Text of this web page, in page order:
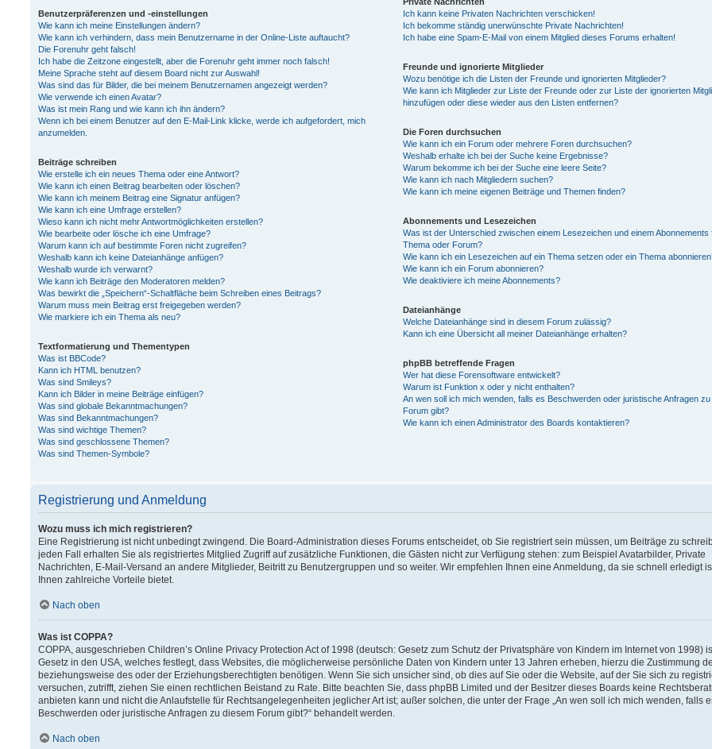
Benutzerpräferenzen und -einstellungen
Wie kann ich meine Einstellungen ändern?
Wie kann ich verhindern, dass mein Benutzername in der Online-Liste auftaucht?
Die Forenuhr geht falsch!
Ich habe die Zeitzone eingestellt, aber die Forenuhr geht immer noch falsch!
Meine Sprache steht auf diesem Board nicht zur Auswahl!
Was sind das für Bilder, die bei meinem Benutzernamen angezeigt werden?
Wie verwende ich einen Avatar?
Was ist mein Rang und wie kann ich ihn ändern?
Wenn ich bei einem Benutzer auf den E-Mail-Link klicke, werde ich aufgefordert, mich
anzumelden.
Beiträge schreiben
Wie erstelle ich ein neues Thema oder eine Antwort?
Wie kann ich einen Beitrag bearbeiten oder löschen?
Wie kann ich meinem Beitrag eine Signatur anfügen?
Wie kann ich eine Umfrage erstellen?
Wieso kann ich nicht mehr Antwortmöglichkeiten erstellen?
Wie bearbeite oder lösche ich eine Umfrage?
Warum kann ich auf bestimmte Foren nicht zugreifen?
Weshalb kann ich keine Dateianhänge anfügen?
Weshalb wurde ich verwarnt?
Wie kann ich Beiträge den Moderatoren melden?
Was bewirkt die „Speichern“-Schaltfläche beim Schreiben eines Beitrags?
Warum muss mein Beitrag erst freigegeben werden?
Wie markiere ich ein Thema als neu?
Textformatierung und Thementypen
Was ist BBCode?
Kann ich HTML benutzen?
Was sind Smileys?
Kann ich Bilder in meine Beiträge einfügen?
Was sind globale Bekanntmachungen?
Was sind Bekanntmachungen?
Was sind wichtige Themen?
Was sind geschlossene Themen?
Was sind Themen-Symbole?
Ich kann keine Privaten Nachrichten verschicken!
Ich bekomme ständig unerwünschte Private Nachrichten!
Ich habe eine Spam-E-Mail von einem Mitglied dieses Forums erhalten!
Freunde und ignorierte Mitglieder
Wozu benötige ich die Listen der Freunde und ignorierten Mitglieder?
Wie kann ich Mitglieder zur Liste der Freunde oder zur Liste der ignorierten
hinzufügen oder diese wieder aus den Listen entfernen?
Die Foren durchsuchen
Wie kann ich ein Forum oder mehrere Foren durchsuchen?
Weshalb erhalte ich bei der Suche keine Ergebnisse?
Warum bekomme ich bei der Suche eine leere Seite?
Wie kann ich nach Mitgliedern suchen?
Wie kann ich meine eigenen Beiträge und Themen finden?
Abonnements und Lesezeichen
Was ist der Unterschied zwischen einem Lesezeichen und einem Abonnements
Thema oder Forum?
Wie kann ich ein Lesezeichen auf ein Thema setzen oder ein Thema
Wie kann ich ein Forum abonnieren?
Wie deaktiviere ich meine Abonnements?
Dateianhänge
Welche Dateianhänge sind in diesem Forum zulässig?
Kann ich eine Übersicht all meiner Dateianhänge erhalten?
phpBB betreffende Fragen
Wer hat diese Forensoftware entwickelt?
Warum ist Funktion x oder y nicht enthalten?
An wen soll ich mich wenden, falls es Beschwerden oder juristische Anfragen
Forum gibt?
Wie kann ich einen Administrator des Boards kontaktieren?
Registrierung und Anmeldung
Wozu muss ich mich registrieren?
Eine Registrierung ist nicht unbedingt zwingend. Die Board-Administration dieses Forums entscheidet, ob Sie registriert sein müssen, um Beiträge zu
jeden Fall erhalten Sie als registriertes Mitglied Zugriff auf zusätzliche Funktionen, die Gästen nicht zur Verfügung stehen: zum Beispiel Avatarbilder, Private
Nachrichten, E-Mail-Versand an andere Mitglieder, Beitritt zu Benutzergruppen und so weiter. Wir empfehlen Ihnen eine Anmeldung, da sie schnell erledigt
Ihnen zahlreiche Vorteile bietet.
Nach oben
Was ist COPPA?
COPPA, ausgeschrieben Children’s Online Privacy Protection Act of 1998 (deutsch: Gesetz zum Schutz der Privatsphäre von Kindern im Internet von 1998)
Gesetz in den USA, welches festlegt, dass Websites, die möglicherweise persönliche Daten von Kindern unter 13 Jahren erheben, hierzu die Zustimmung
beziehungsweise des oder der Erziehungsberechtigten benötigen. Wenn Sie sich unsicher sind, ob dies auf Sie oder die Website, auf der Sie sich zu
versuchen, zutrifft, ziehen Sie einen rechtlichen Beistand zu Rate. Bitte beachten Sie, dass phpBB Limited und der Besitzer dieses Boards keine
anbieten kann und nicht die Anlaufstelle für Rechtsangelegenheiten jeglicher Art ist; außer solchen, die unter der Frage „An wen soll ich mich wenden, falls
Beschwerden oder juristische Anfragen zu diesem Forum gibt?“ behandelt werden.
Nach oben